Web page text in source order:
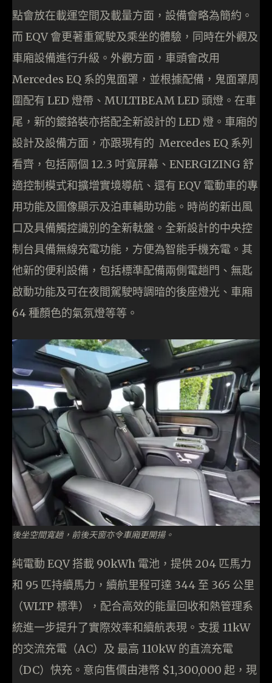
點會放在載運空間及載量方面，設備會略為簡約。
而 EQV 會更著重駕駛及乘坐的體驗，同時在外觀及
車廂設備進行升級。外觀方面，車頭會改用
Mercedes EQ 系的鬼面罩，並根據配備，鬼面罩周
圍配有 LED 燈帶、MULTIBEAM LED 頭燈。在車
尾，新的鍍鉻裝亦搭配全新設計的 LED 燈。車廂的
設計及設備方面，亦跟現有的 Mercedes EQ 系列
看齊，包括兩個 12.3 吋寬屏幕、ENERGIZING 舒
適控制模式和擴增實境導航、還有 EQV 電動車的專
用功能及圖像顯示及泊車輔助功能。時尚的新出風
口及具備觸控識別的全新軚盤。全新設計的中央控
制台具備無線充電功能，方便為智能手機充電。其
他新的便利設備，包括標準配備兩側電趟門、無匙
啟動功能及可在夜間駕駛時調暗的後座燈光、車廂
64 種顏色的氣氛燈等等。
後坐空間寬趟，前後天窗亦令車廂更開揚。
純電動 EQV 搭載 90kWh 電池，提供 204 匹馬力
和 95 匹持續馬力，續航里程可達 344 至 365 公里
（WLTP 標準），配合高效的能量回收和熱管理系
統進一步提升了實際效率和續航表現。支援 11kW
的交流充電（AC）及 最高 110kW 的直流充電
（DC）快充。意向售價由港幣 $1,300,000 起，現